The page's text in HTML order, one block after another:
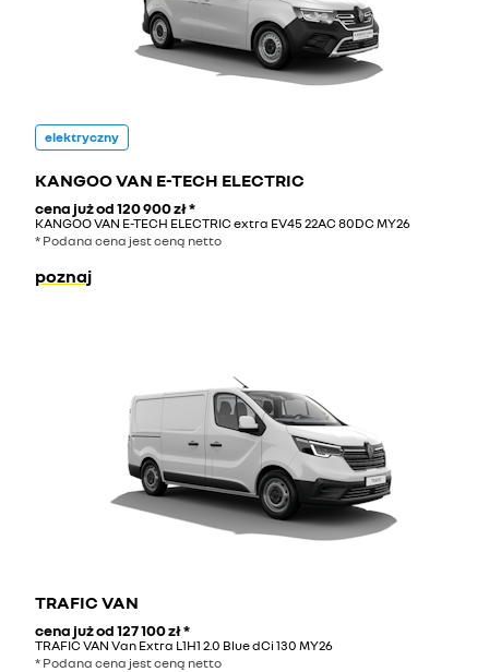
elektryczny
KANGOO VAN E-TECH ELECTRIC
cena już od120 900 zł*
KANGOO VAN E-TECH ELECTRIC extra EV45 22AC 80DC MY26
* Podana cena jest ceną netto
poznaj
TRAFIC VAN
cena już od127 100 zł*
TRAFIC VAN Van Extra L1H1 2.0 Blue dCi 130 MY26
* Podana cena jest ceną netto